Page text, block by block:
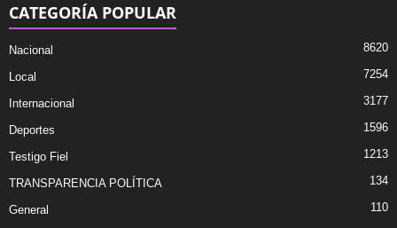
CATEGORÍA POPULAR
Nacional 8620
Local 7254
Internacional 3177
Deportes 1596
Testigo Fiel 1213
TRANSPARENCIA POLÍTICA 134
General 110